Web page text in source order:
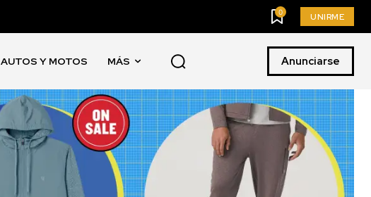
0 UNIRME
AUTOS Y MOTOS MÁS Anunciarse